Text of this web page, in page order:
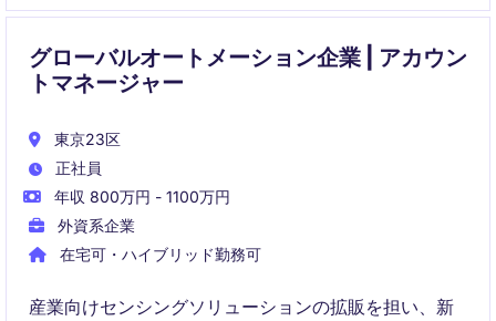
グローバルオートメーション企業 | アカウン
トマネージャー
東京23区
正社員
年収 800万円 - 1100万円
外資系企業
在宅可・ハイブリッド勤務可
産業向けセンシングソリューションの拡販を担い、新